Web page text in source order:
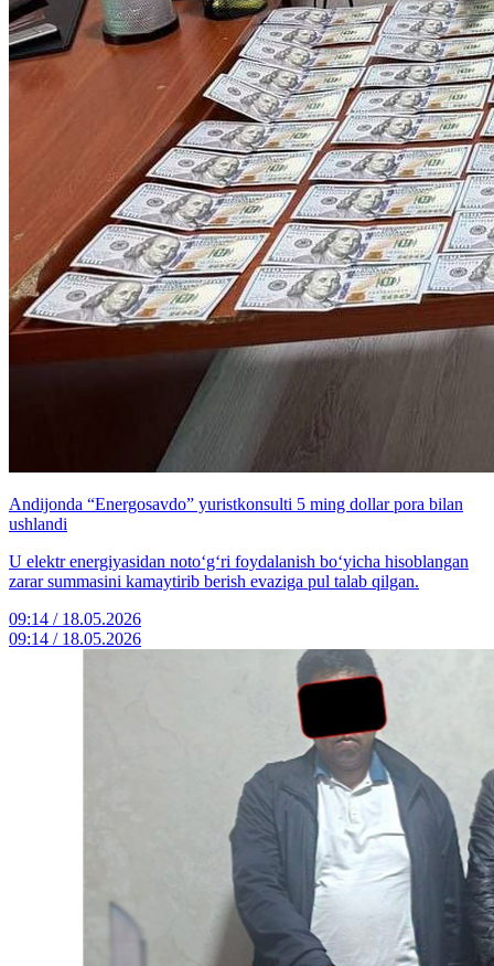
Andijonda “Energosavdo” yuristkonsulti 5 ming dollar pora bilan
ushlandi
U elektr energiyasidan noto‘g‘ri foydalanish bo‘yicha hisoblangan
zarar summasini kamaytirib berish evaziga pul talab qilgan.
09:14 / 18.05.2026
09:14 / 18.05.2026